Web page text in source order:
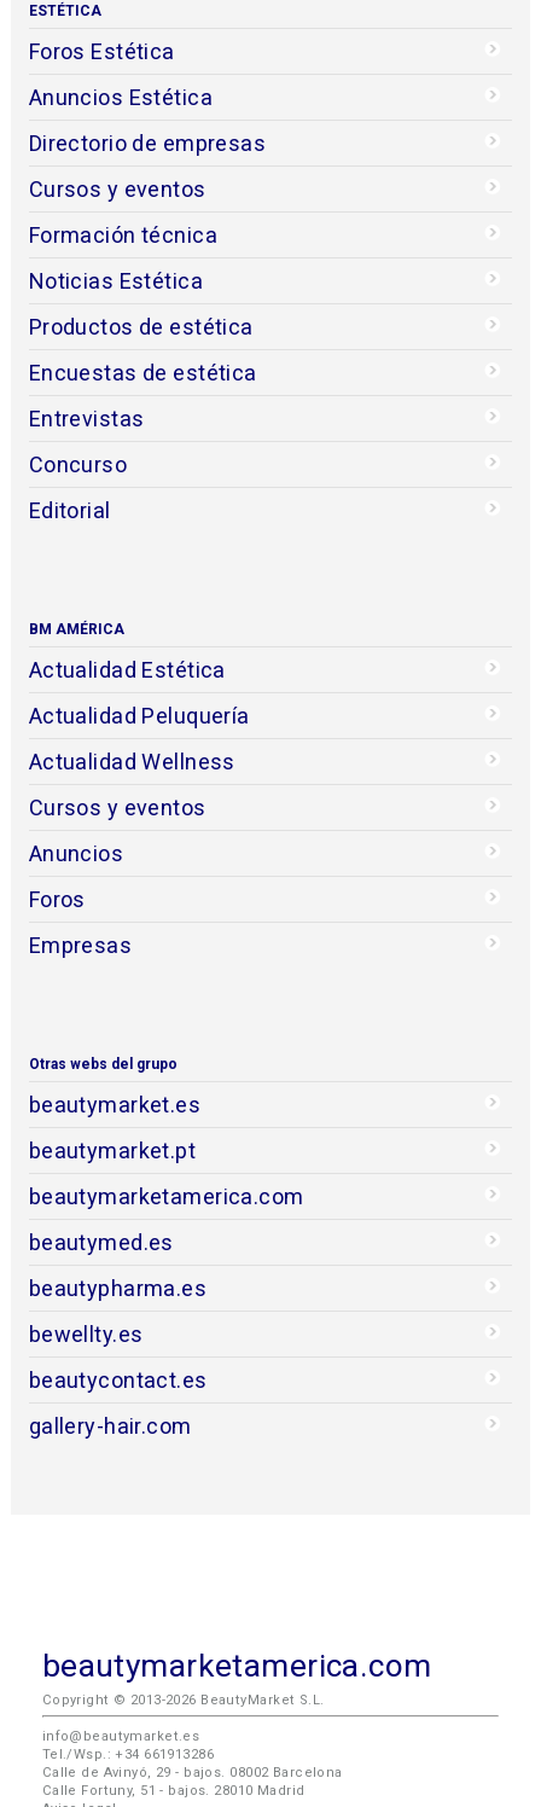
ESTÉTICA
Foros Estética
Anuncios Estética
Directorio de empresas
Cursos y eventos
Formación técnica
Noticias Estética
Productos de estética
Encuestas de estética
Entrevistas
Concurso
Editorial
BM AMÉRICA
Actualidad Estética
Actualidad Peluquería
Actualidad Wellness
Cursos y eventos
Anuncios
Foros
Empresas
Otras webs del grupo
beautymarket.es
beautymarket.pt
beautymarketamerica.com
beautymed.es
beautypharma.es
bewellty.es
beautycontact.es
gallery-hair.com
beautymarketamerica.com
Copyright © 2013-2026 BeautyMarket S.L.
info@beautymarket.es
Tel./Wsp.: +34 661913286
Calle de Avinyó, 29 - bajos. 08002 Barcelona
Calle Fortuny, 51 - bajos. 28010 Madrid